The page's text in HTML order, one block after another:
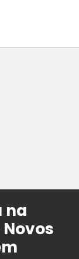
na